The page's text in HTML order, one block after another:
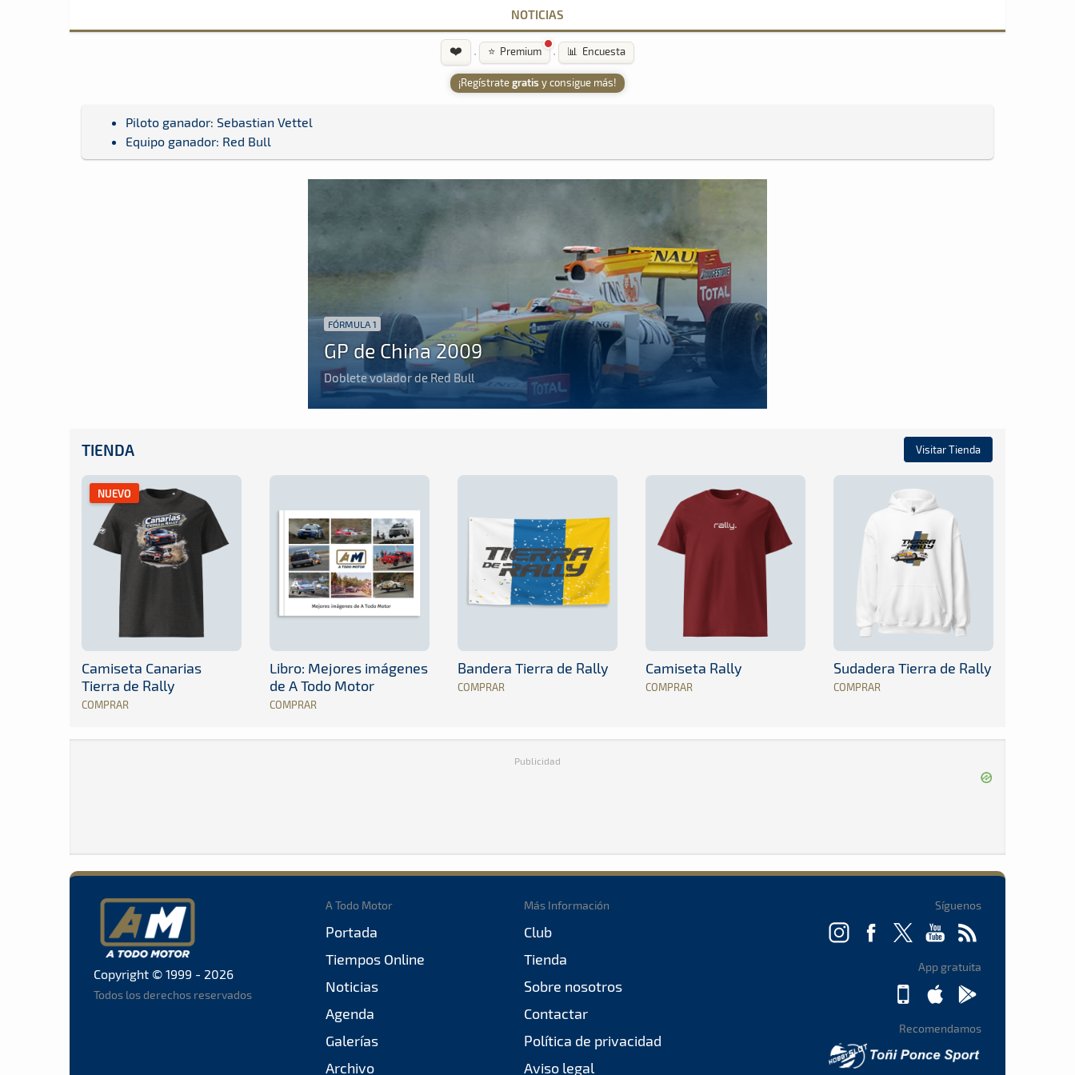
NOTICIAS
❤️ · ⭐ Premium · 📊 Encuesta
¡Regístrategratis y consigue más!
Piloto ganador: Sebastian Vettel
Equipo ganador: Red Bull
FÓRMULA 1
GP de China 2009
Doblete volador de Red Bull
TIENDA Visitar Tienda
NUEVO
Camiseta Canarias
Tierra de Rally
COMPRAR
Libro: Mejores imágenes
de A Todo Motor
COMPRAR
Bandera Tierra de Rally
COMPRAR
Camiseta Rally
COMPRAR
Sudadera Tierra de Rally
COMPRAR
Publicidad
Copyright © 1999 - 2026
Todos los derechos reservados
A Todo Motor
Portada
Tiempos Online
Noticias
Agenda
Galerías
Archivo
Más Información
Club
Tienda
Sobre nosotros
Contactar
Política de privacidad
Aviso legal
Síguenos
App gratuita
Recomendamos